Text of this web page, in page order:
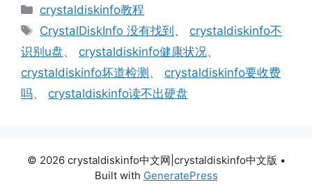
分
类
crystaldiskinfo教程
标
签
CrystalDiskInfo 没有找到、 crystaldiskinfo不
识别u盘、 crystaldiskinfo健康状况、
crystaldiskinfo坏道检测、 crystaldiskinfo要收费
吗、 crystaldiskinfo读不出硬盘
© 2026 crystaldiskinfo中文网|crystaldiskinfo中文版 •
Built with GeneratePress